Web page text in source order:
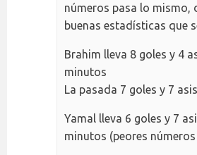
números pasa lo mismo,
buenas estadísticas que
Brahim lleva 8 goles y 4
minutos
La pasada 7 goles y 7
Yamal lleva 6 goles y 7
minutos (peores